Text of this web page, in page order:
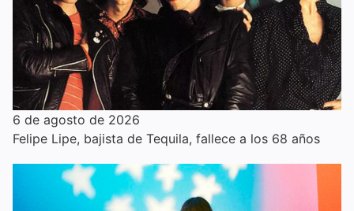
6 de agosto de 2026
Felipe Lipe, bajista de Tequila, fallece a los 68 años